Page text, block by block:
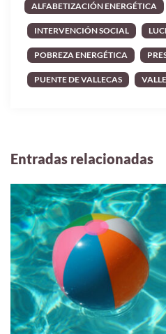
ALFABETIZACIÓN ENERGÉTICA
INTERVENCIÓN SOCIAL
POBREZA ENERGÉTICA
PUENTE DE VALLECAS
Entradas relacionadas